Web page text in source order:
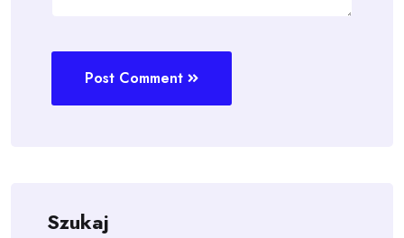
Post Comment
Szukaj